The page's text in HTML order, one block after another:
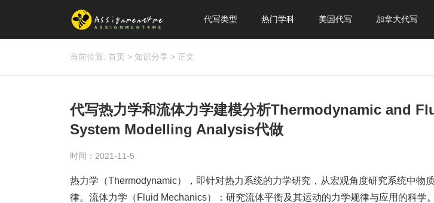
代写类型 热门学科 美国代写 加拿大代写
当前位置: 首页 > 知识分享 > 正文
代写热力学和流体力学建模分析Thermodynamic and
System Modelling Analysis代做
时间：2021-11-5
热力学（Thermodynamic），即针对热力系统的力学研究，从宏观角度研究系统中物
律。流体力学（Fluid Mechanics）：研究流体平衡及其运动的力学规律与应用的科学